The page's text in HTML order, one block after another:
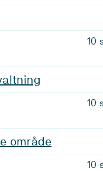
10
10
område
10